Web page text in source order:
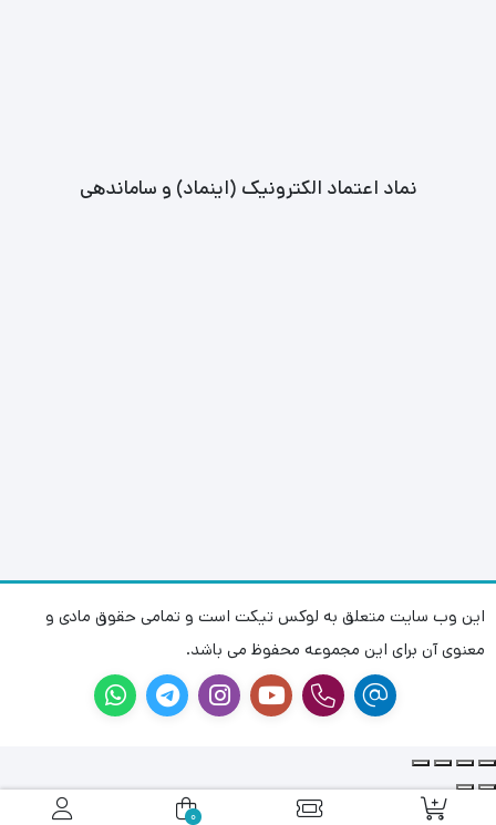
نماد اعتماد الکترونیک (اینماد) و ساماندهی
این وب سایت متعلق به لوکس تیکت است و تمامی حقوق مادی و
معنوی آن برای این مجموعه محفوظ می باشد.
0